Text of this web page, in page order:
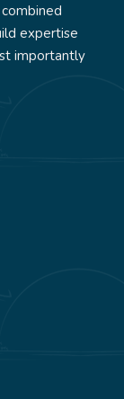
expertise
importantly